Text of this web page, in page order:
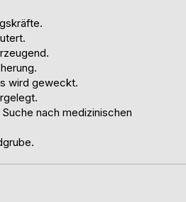
wird geweckt.
nach medizinischen